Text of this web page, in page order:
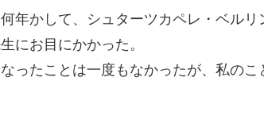
年かして 、 シュターツカペレ・ベルリ
にお目にかかった。
ったことは一度もなかったが、私の